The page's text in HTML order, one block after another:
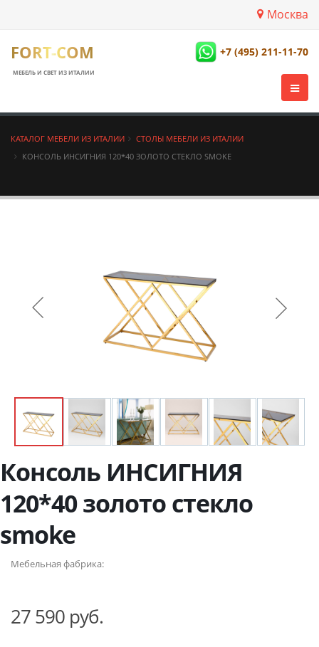
Москва
FORT-COM
МЕБЕЛЬ И СВЕТ ИЗ ИТАЛИИ
+7 (495) 211-11-70
КАТАЛОГ МЕБЕЛИ ИЗ ИТАЛИИ
СТОЛЫ МЕБЕЛИ ИЗ ИТАЛИИ
КОНСОЛЬ ИНСИГНИЯ 120*40 ЗОЛОТО СТЕКЛО SMOKE
Консоль ИНСИГНИЯ
120*40 золото стекло
smoke
Мебельная фабрика:
27 590 руб.